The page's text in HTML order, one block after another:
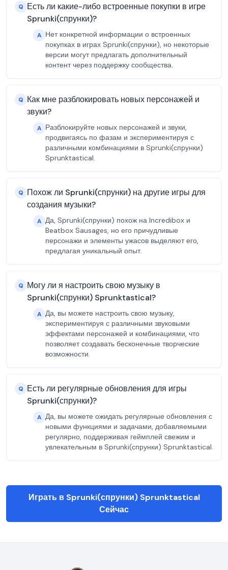
Q Есть ли какие-либо встроенные покупки в игре
Sprunki(спрунки)?
A Нет конкретной информации о встроенных
покупках в играх Sprunki(спрунки), но некоторые
версии могут предлагать дополнительный
контент через поддержку сообщества.
Q Как мне разблокировать новых персонажей и
звуки?
A Разблокируйте новых персонажей и звуки,
продвигаясь по фазам и экспериментируя с
различными комбинациями в Sprunki(спрунки)
Sprunktastical.
Q Похож ли Sprunki(спрунки) на другие игры для
создания музыки?
A Да, Sprunki(спрунки) похож на Incredibox и
Beatbox Sausages, но его причудливые
персонажи и элементы ужасов выделяют его,
предлагая уникальный опыт.
Q Могу ли я настроить свою музыку в
Sprunki(спрунки) Sprunktastical?
A Да, вы можете настроить свою музыку,
экспериментируя с различными звуковыми
эффектами персонажей и комбинациями, что
позволяет создавать бесконечные творческие
возможности.
Q Есть ли регулярные обновления для игры
Sprunki(спрунки)?
A Да, вы можете ожидать регулярные обновления с
новыми функциями и задачами, добавляемыми
регулярно, поддерживая геймплей свежим и
увлекательным в Sprunki(спрунки) Sprunktastical.
Играть в Sprunki(спрунки) Sprunktastical
Сейчас